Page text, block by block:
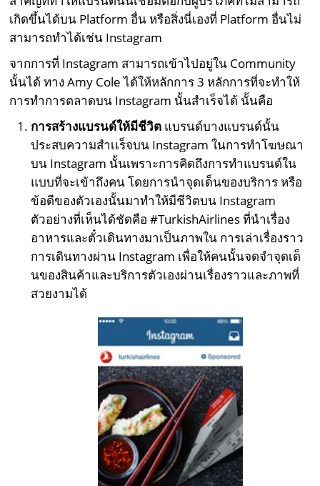
เกิดขึ้นได้บน Platform อื่น หรือสิ่งนี่เองที่ Platform อื่นไม่
สามารถทำได้เช่น Instagram
จากการที่ Instagram สามารถเข้าไปอยู่ใน Community
นั้นได้ ทาง Amy Cole ได้ให้หลักการ 3 หลักการที่จะทำให้
การทำการตลาดบน Instagram นั้นสำเร็จได้ นั้นคือ
การสร้างแบรนด์ให้มีชีวิต แบรนด์บางแบรนด์นั้น
ประสบความสำเเร็จบน Instagram ในการทำโฆษณา
บน Instagram นั้นเพราะการคิดถึงการทำแบรนด์ใน
แบบที่จะเข้าถึงคน โดยการนำจุดเด็นของบริการ หรือ
ข้อดีของตัวเองนั้นมาทำให้มีชีวิตบน Instagram
ตัวอย่างที่เห็นได้ชัดคือ #TurkishAirlines ที่นำเรื่อง
อาหารและตั๋วเดินทางมาเป็นภาพใน การเล่าเรื่องราว
การเดินทางผ่าน Instagram เพื่อให้คนนั้นจดจำจุดเด็
นของสินค้าและบริการตัวเองผ่านเรื่องราวและภาพที่
สวยงามได้